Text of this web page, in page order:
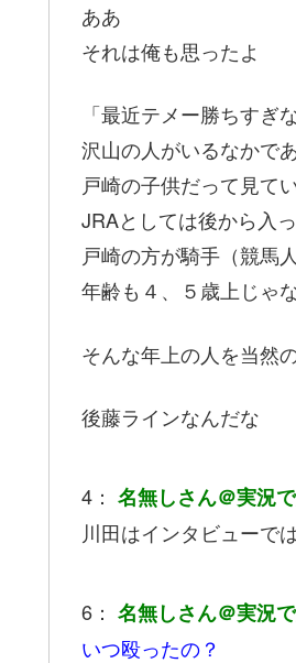
ああ
それは俺も思ったよ
「最近テメー勝ちす
沢山の人がいるなかで
戸崎の子供だって見て
JRAとしては後から入っ
戸崎の方が騎手（競馬
年齢も４、５歳上じゃ
そんな年上の人を当然
後藤ラインなんだな
4： 名無しさん＠実況
川田はインタビューで
6： 名無しさん＠実況
いつ殴ったの？